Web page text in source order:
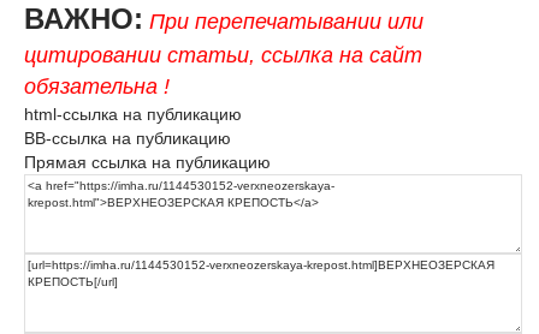
ВАЖНО: При перепечатывании или
цитировании статьи, ссылка на сайт
обязательна !
html-ссылка на публикацию
BB-ссылка на публикацию
Прямая ссылка на публикацию